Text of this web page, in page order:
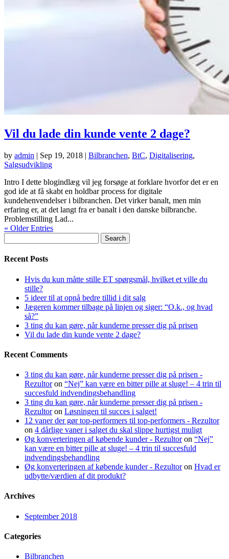
Vil du lade din kunde vente 2 dage?
by admin | Sep 19, 2018 | Bilbranchen, BtC, Digitalisering,
Salgsudvikling
Intro I dette blogindlæg vil jeg forsøge at forklare hvorfor det er en
god ide at få skabt en holdbar process for digitale
kundehenvendelser i bilbranchen. Det virker banalt, men min
erfaring er, at det langt fra er banalt i den danske bilbranche.
Problemstilling Lad...
« Older Entries
for:
Recent Posts
Hvis du kun måtte stille ET spørgsmål, hvilket et ville du
stille?
5 ideer til at opnå bedre tillid i dit salg
Jægeren kommer tilbage på linjen og siger: “O.k., og hvad
så?”
3 ting du kan gøre, når kunderne presser dig på prisen
Vil du lade din kunde vente 2 dage?
Recent Comments
3 ting du kan gøre, når kunderne presser dig på prisen -
Rezultoron “Nej” kan være en bitter pille at sluge! – 4 trin til
succesfuld indvendingsbehandling
3 ting du kan gøre, når kunderne presser dig på prisen -
Rezultoron Løsningen til succes i salget!
12 vaner der gør top-performers til top-performers - Rezultor
on 4 dårlige vaner i salget du skal slippe hurtigst muligt
Øg konverteringen af købende kunder - Rezultoron “Nej”
kan være en bitter pille at sluge! – 4 trin til succesfuld
indvendingsbehandling
Øg konverteringen af købende kunder - Rezultoron Hvad er
udbytte/værdien af dit produkt?
Archives
September 2018
Categories
Bilbranchen